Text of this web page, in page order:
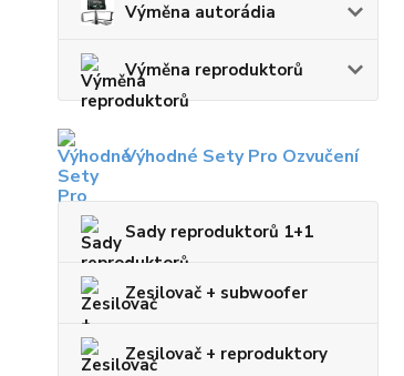
Výměna autorádia
Výměna reproduktorů
Výhodné Sety Pro Ozvučení
Sady reproduktorů 1+1
Zesilovač + subwoofer
Zesilovač + reproduktory